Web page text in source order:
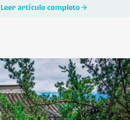
Leer artículo completo